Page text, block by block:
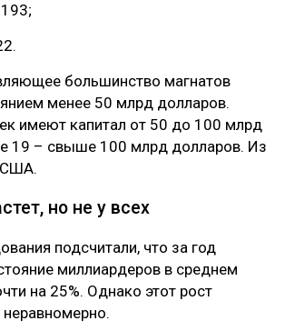
большинство магнатов
менее 50 млрд долларов.
имеют капитал от 50 до 100 млрд
19 – свыше 100 млрд долларов. Из
США.
но не у всех
подсчитали, что за год
миллиардеров в среднем
на 25%. Однако этот рост